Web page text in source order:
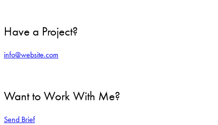
Have a Project?
info@website.com
Want to Work With Me?
Send Brief